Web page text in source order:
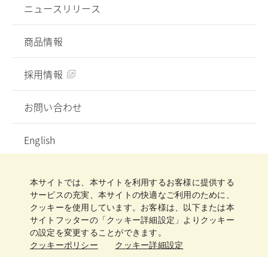
ニュースリリース
商品情報
採用情報
お問い合わせ
English
ご利用規約
クッキーポリシー
クッキー詳細設定
サイトマップ
日清製粉グループ
本サイトでは、本サイトを利用するお客様に提供する
サービスの充実、本サイトの快適なご利用のために、
クッキーを使用しています。お客様は、以下または本
サイトフッターの「クッキー詳細設定」よりクッキー
の設定を変更することができます。
クッキーポリシー
クッキー詳細設定